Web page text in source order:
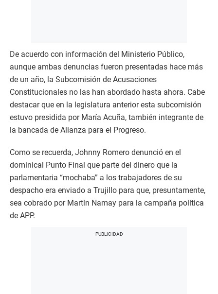
De acuerdo con información del Ministerio Público,
aunque ambas denuncias fueron presentadas hace más
de un año, la Subcomisión de Acusaciones
Constitucionales no las han abordado hasta ahora. Cabe
destacar que en la legislatura anterior esta subcomisión
estuvo presidida por María Acuña, también integrante de
la bancada de Alianza para el Progreso.
Como se recuerda, Johnny Romero denunció en el
dominical Punto Final que parte del dinero que la
parlamentaria “mochaba” a los trabajadores de su
despacho era enviado a Trujillo para que, presuntamente,
sea cobrado por Martín Namay para la campaña política
de APP.